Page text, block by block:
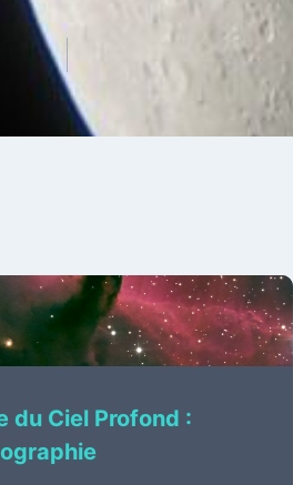
du Ciel Profond :